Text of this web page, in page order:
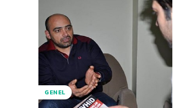
GENEL